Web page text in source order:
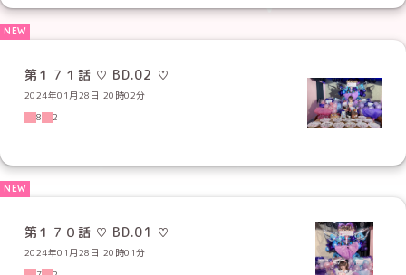
第１７１話 ♡ BD.02 ♡
2024年01月28日 20時02分
8
2
第１７０話 ♡ BD.01 ♡
2024年01月28日 20時01分